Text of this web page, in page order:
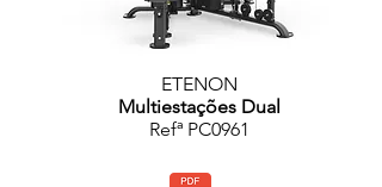
ETENON
Multiestações Dual
Refª PC0961